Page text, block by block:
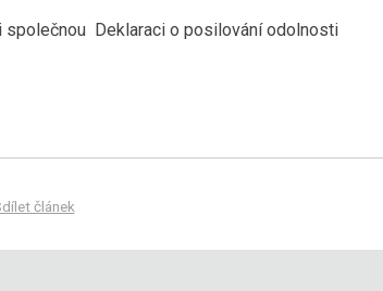
Deklaraci o posilování odolnosti
článek